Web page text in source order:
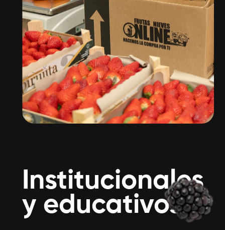
Institucionales
y educativos